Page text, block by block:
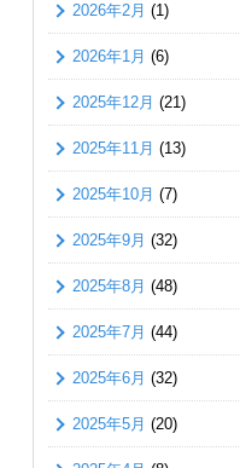
2026年2月 (1)
2026年1月 (6)
2025年12月 (21)
2025年11月 (13)
2025年10月 (7)
2025年9月 (32)
2025年8月 (48)
2025年7月 (44)
2025年6月 (32)
2025年5月 (20)